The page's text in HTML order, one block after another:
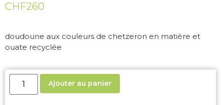
CHF260
doudoune aux couleurs de chetzeron en matière et
ouate recyclée
Ajouter au panier